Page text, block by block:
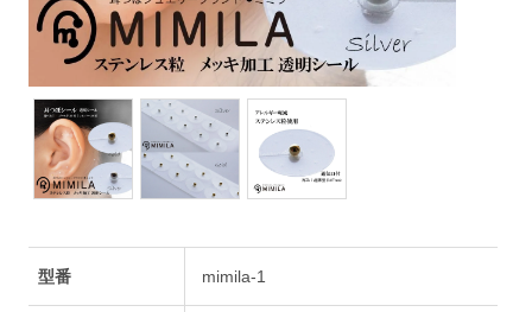
型番 mimila-1